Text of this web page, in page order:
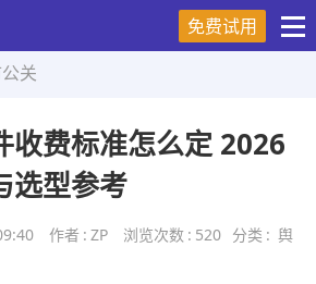
免费试用
公关
收费标准怎么定 2026
选型参考
作者 : ZP 浏览次数 : 520 分类 : 舆